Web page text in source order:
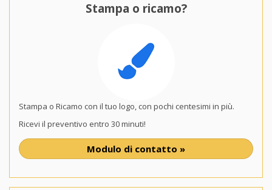
Stampa o ricamo?
Stampa o Ricamo con il tuo logo, con pochi centesimi in più.
Ricevi il preventivo entro 30 minuti!
Modulo di contatto »